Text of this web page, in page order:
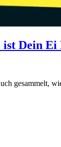
Dein Ei
gesammelt,